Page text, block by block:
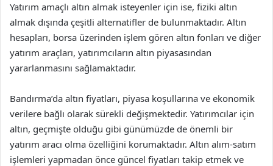
Yatırım amaçlı altın almak isteyenler için ise, fiziki altın
almak dışında çeşitli alternatifler de bulunmaktadır. Altın
hesapları, borsa üzerinden işlem gören altın fonları ve diğer
yatırım araçları, yatırımcıların altın piyasasından
yararlanmasını sağlamaktadır.
Bandırma’da altın fiyatları, piyasa koşullarına ve ekonomik
verilere bağlı olarak sürekli değişmektedir. Yatırımcılar için
altın, geçmişte olduğu gibi günümüzde de önemli bir
yatırım aracı olma özelliğini korumaktadır. Altın alım-satım
işlemleri yapmadan önce güncel fiyatları takip etmek ve